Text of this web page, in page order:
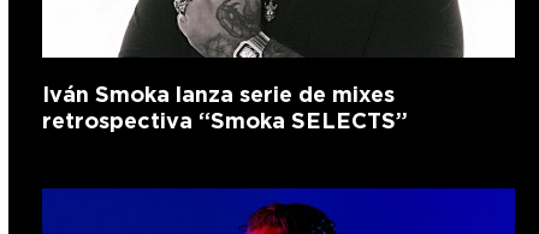
Iván Smoka lanza serie de mixes
retrospectiva “Smoka SELECTS”